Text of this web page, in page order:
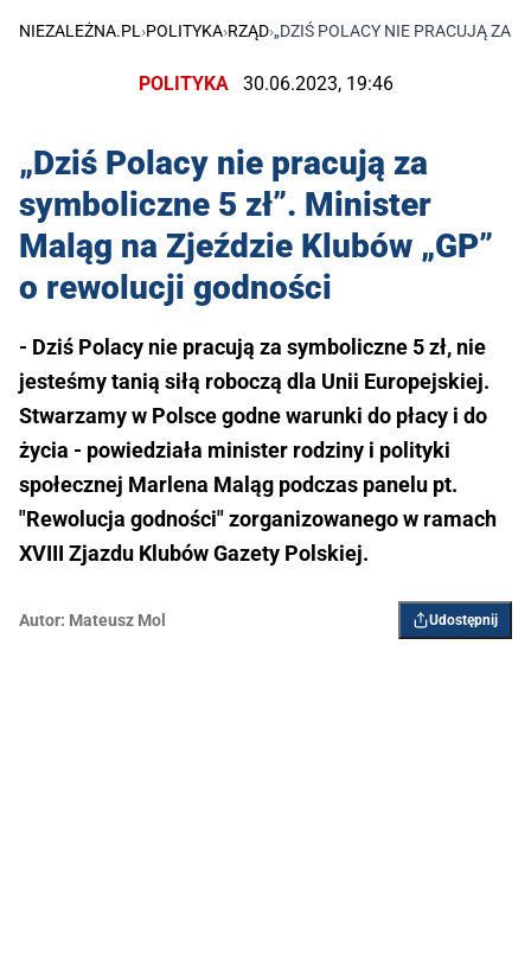
NIEZALEŻNA.PL ›POLITYKA›RZĄD›„DZIŚ POLACY NIE PRACUJĄ ZA
POLITYKA 30.06.2023, 19:46
„Dziś Polacy nie pracują za
symboliczne 5 zł”. Minister
Maląg na Zjeździe Klubów „GP”
o rewolucji godności
- Dziś Polacy nie pracują za symboliczne 5 zł, nie
jesteśmy tanią siłą roboczą dla Unii Europejskiej.
Stwarzamy w Polsce godne warunki do płacy i do
życia - powiedziała minister rodziny i polityki
społecznej Marlena Maląg podczas panelu pt.
"Rewolucja godności" zorganizowanego w ramach
XVIII Zjazdu Klubów Gazety Polskiej.
Autor: Mateusz Mol Udostępnij